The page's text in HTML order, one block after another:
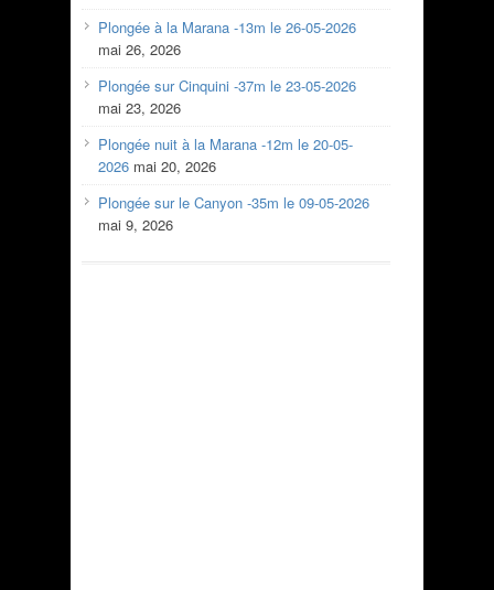
Plongée à la Marana -13m le 26-05-2026
mai 26, 2026
Plongée sur Cinquini -37m le 23-05-2026
mai 23, 2026
Plongée nuit à la Marana -12m le 20-05-
2026 mai 20, 2026
Plongée sur le Canyon -35m le 09-05-2026
mai 9, 2026